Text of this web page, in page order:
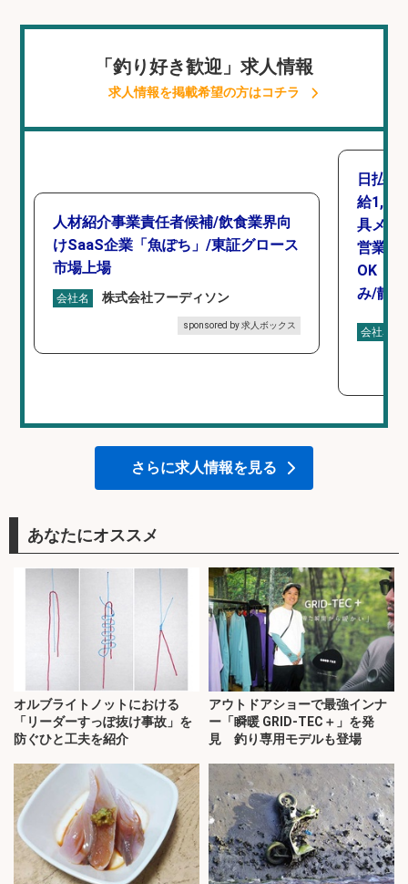
「釣り好き歓迎」求人情報
求人情報を掲載希望の方はコチラ
人材紹介事業責任者候補/飲食業界向
けSaaS企業「魚ぽち」/東証グロース
市場上場
会社名 株式会社フーディソン
sponsored by 求人ボックス
日払い
給
具メー
営業事
OK・
み/静
会社名
さらに求人情報を見る
あなたにオススメ
オルブライトノットにおける
「リーダーすっぽ抜け事故」を
防ぐひと工夫を紹介
アウトドアショーで最強インナ
ー「瞬暖 GRID-TEC＋」を発
見 釣り専用モデルも登場